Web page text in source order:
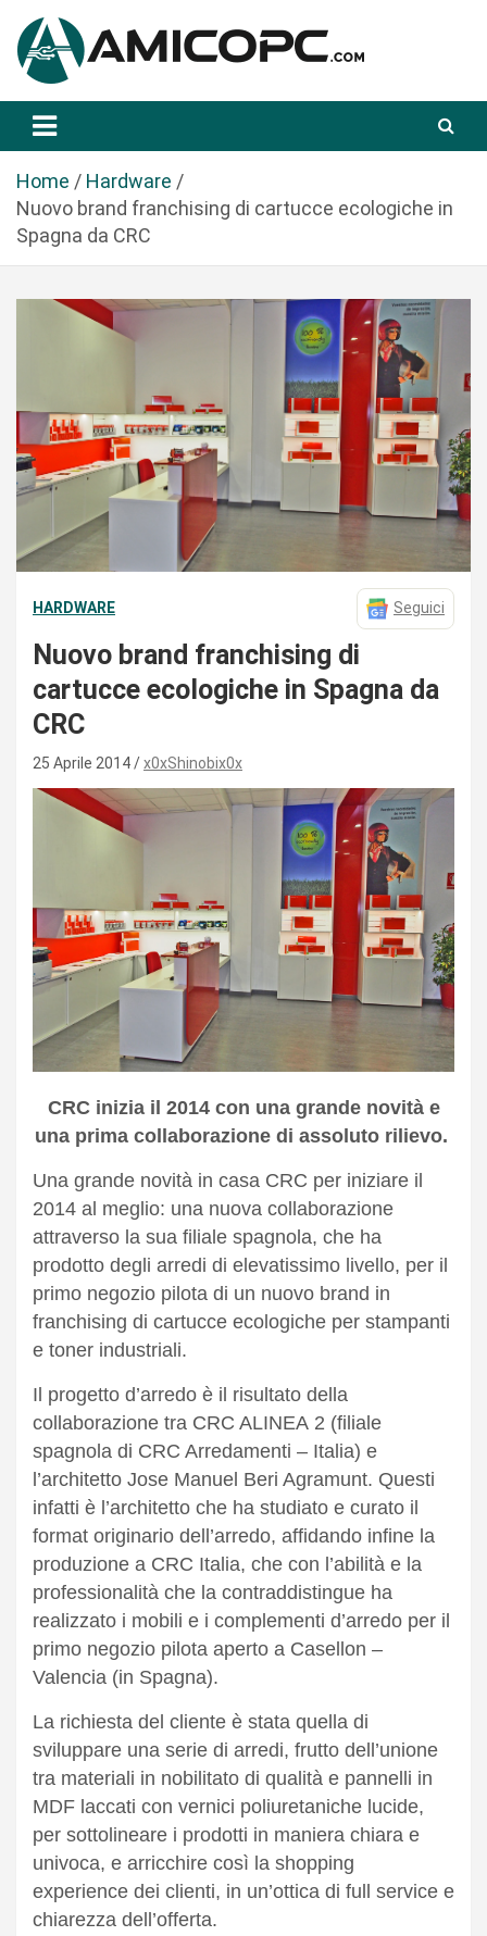
a
Amicopc.com
Home
Hardware
Nuovo brand franchising di cartucce ecologiche in
Spagna da CRC
HARDWARE Seguici
Nuovo brand franchising di
cartucce ecologiche in Spagna da
CRC
25 Aprile 2014 x0xShinobix0x
CRC inizia il 2014 con una grande novità e
una prima collaborazione di assoluto rilievo.
Una grande novità in casa CRC per iniziare il
2014 al meglio: una nuova collaborazione
attraverso la sua filiale spagnola, che ha
prodotto degli arredi di elevatissimo livello, per il
primo negozio pilota di un nuovo brand in
franchising di cartucce ecologiche per stampanti
e toner industriali.
Il progetto d’arredo è il risultato della
collaborazione tra CRC ALINEA 2 (filiale
spagnola di CRC Arredamenti – Italia) e
l’architetto Jose Manuel Beri Agramunt. Questi
infatti è l’architetto che ha studiato e curato il
format originario dell’arredo, affidando infine la
produzione a CRC Italia, che con l’abilità e la
professionalità che la contraddistingue ha
realizzato i mobili e i complementi d’arredo per il
primo negozio pilota aperto a Casellon –
Valencia (in Spagna).
La richiesta del cliente è stata quella di
sviluppare una serie di arredi, frutto dell’unione
tra materiali in nobilitato di qualità e pannelli in
MDF laccati con vernici poliuretaniche lucide,
per sottolineare i prodotti in maniera chiara e
univoca, e arricchire così la shopping
experience dei clienti, in un’ottica di full service e
chiarezza dell’offerta.